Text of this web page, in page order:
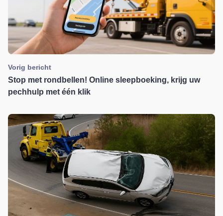
Vorig bericht
Stop met rondbellen! Online sleepboeking, krijg uw
pechhulp met één klik